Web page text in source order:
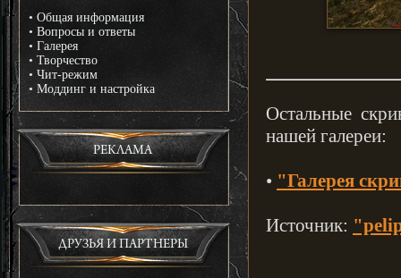
• Общая информация
• Вопросы и ответы
• Галерея
• Творчество
• Чит-режим
• Моддинг и настройка
РЕКЛАМА
ДРУЗЬЯ И ПАРТНЕРЫ
Остальные
нашей галереи:
• "Галерея
Источник: